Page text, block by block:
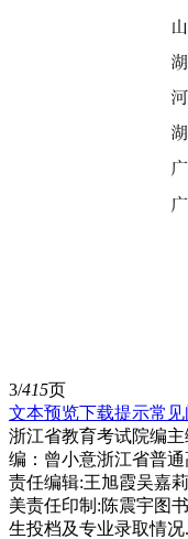
3/415页
文本预览下载提示常见
浙江省教育考试院编
编：曾小意浙江省普
责任编辑:王旭霞吴嘉
美责任印制:陈震宇图
生投档及专业录取情